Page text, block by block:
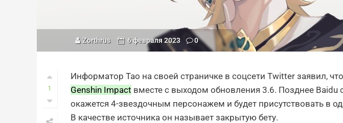
Zorthrus 6 февраля 2023 0
1
Информатор Tao на своей страничке в соцсети Twitter заявил,
Genshin Impact вместе с выходом обновления 3.6. Позднее Baidu
окажется 4-звездочным персонажем и будет присутствовать в
В качестве источника он называет закрытую бету.